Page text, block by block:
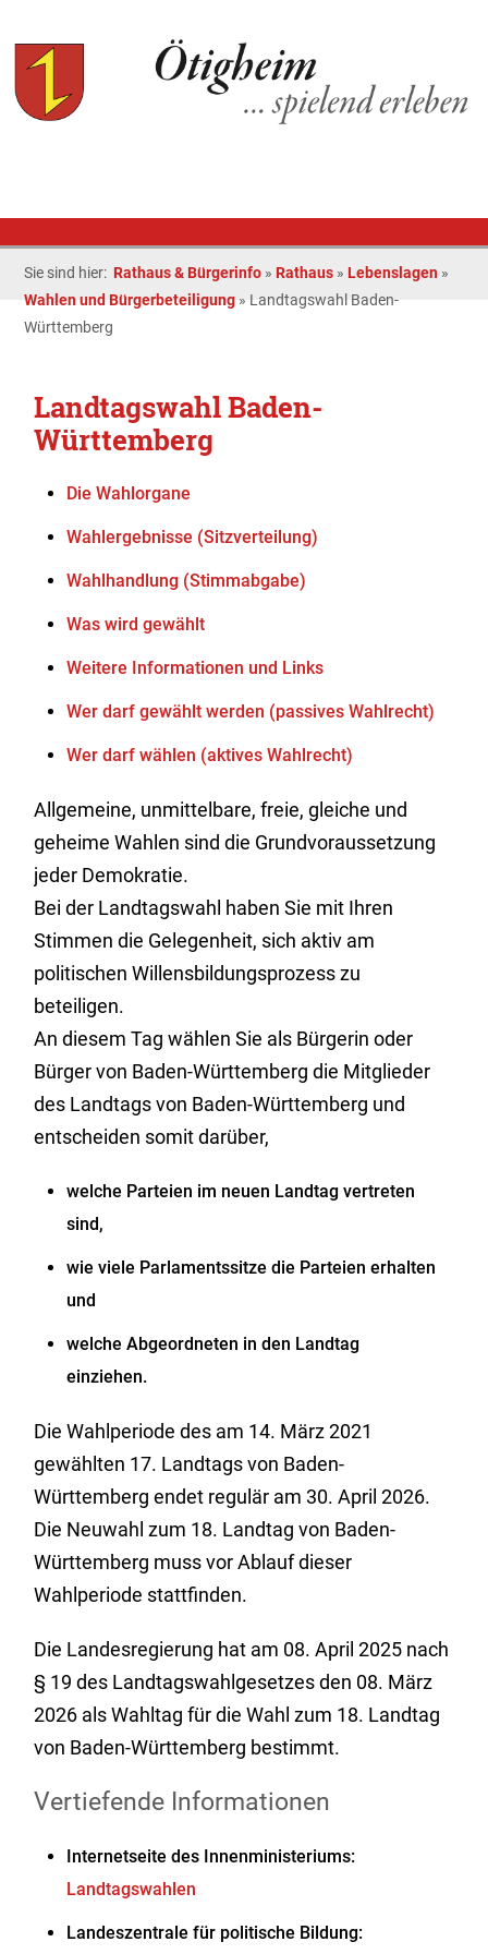
Sie sind hier: Rathaus & Bürgerinfo » Rathaus » Lebenslagen »
Wahlen und Bürgerbeteiligung» Landtagswahl Baden-
Württemberg
Landtagswahl Baden-
Württemberg
Die Wahlorgane
Wahlergebnisse (Sitzverteilung)
Wahlhandlung (Stimmabgabe)
Was wird gewählt
Weitere Informationen und Links
Wer darf gewählt werden (passives Wahlrecht)
Wer darf wählen (aktives Wahlrecht)
Allgemeine, unmittelbare, freie, gleiche und
geheime Wahlen sind die Grundvoraussetzung
jeder Demokratie.
Bei der Landtagswahl haben Sie mit Ihren
Stimmen die Gelegenheit, sich aktiv am
politischen Willensbildungsprozess zu
beteiligen.
An diesem Tag wählen Sie als Bürgerin oder
Bürger von Baden-Württemberg die Mitglieder
des Landtags von Baden-Württemberg und
entscheiden somit darüber,
welche Parteien im neuen Landtag vertreten
sind,
wie viele Parlamentssitze die Parteien erhalten
und
welche Abgeordneten in den Landtag
einziehen.
Die Wahlperiode des am 14. März 2021
gewählten 17. Landtags von Baden-
Württemberg endet regulär am 30. April 2026.
Die Neuwahl zum 18. Landtag von Baden-
Württemberg muss vor Ablauf dieser
Wahlperiode stattfinden.
Die Landesregierung hat am 08. April 2025 nach
§ 19 des Landtagswahlgesetzes den 08. März
2026 als Wahltag für die Wahl zum 18. Landtag
von Baden-Württemberg bestimmt.
Vertiefende Informationen
Internetseite des Innenministeriums:
Landtagswahlen
Landeszentrale für politische Bildung: